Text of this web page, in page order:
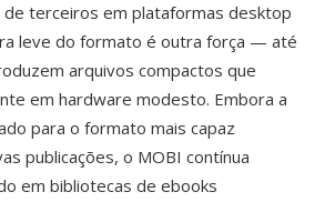
terceiros em plataformas desktop
leve do formato é outra força — até
arquivos compactos que
em hardware modesto. Embora a
para o formato mais capaz
publicações, o MOBI contínua
em bibliotecas de ebooks